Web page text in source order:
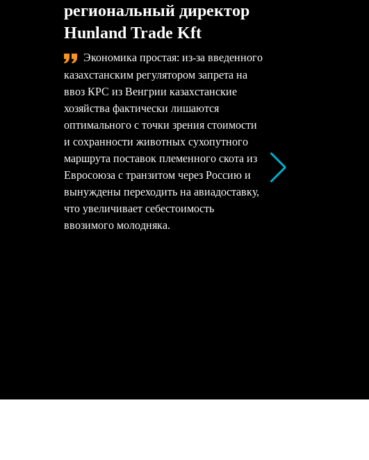
региональный директор
Hunland Trade Kft
Экономика простая: из-за введенного
казахстанским регулятором запрета на
ввоз КРС из Венгрии казахстанские
хозяйства фактически лишаются
оптимального с точки зрения стоимости
и сохранности животных сухопутного
маршрута поставок племенного скота из
Евросоюза с транзитом через Россию и
вынуждены переходить на авиадоставку,
что увеличивает себестоимость
ввозимого молодняка.